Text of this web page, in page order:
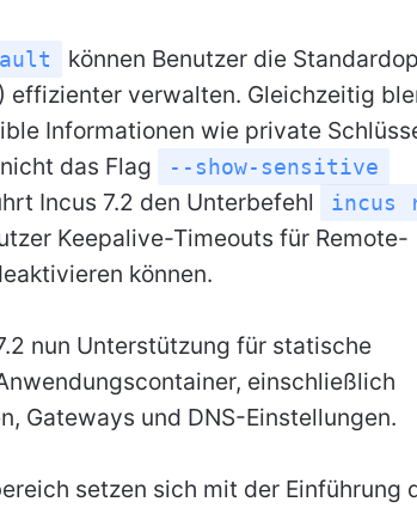
können Benutzer die
effizienter verwalten. Gleichzeitig
Informationen wie private
das Flag
--show-sensitive
Incus 7.2 den Unterbefehl
incus
Keepalive-Timeouts für Remote-
können.
nun Unterstützung für statische
einschließlich
Gateways und DNS-Einstellungen.
setzen sich mit der Einführung